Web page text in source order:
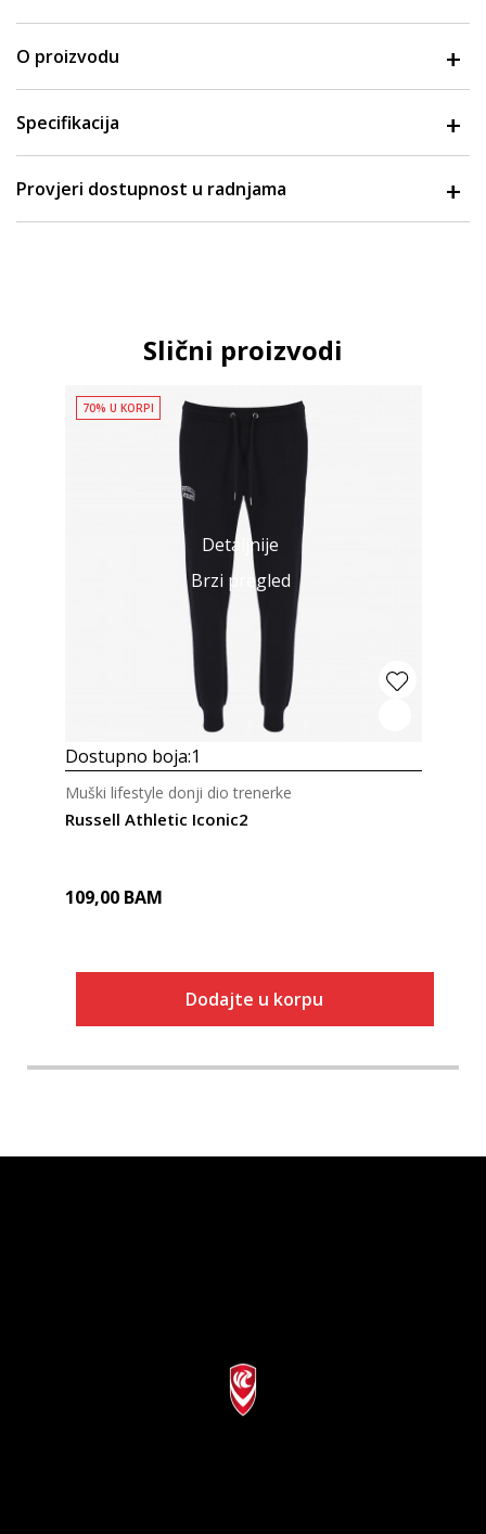
O proizvodu
Specifikacija
Provjeri dostupnost u radnjama
Slični proizvodi
Detaljnije
Brzi pregled
70% U KORPI
Dostupno boja:1
Russell Athletic Iconic2
Muški lifestyle donji dio trenerke
109,00 BAM
Dodajte u korpu